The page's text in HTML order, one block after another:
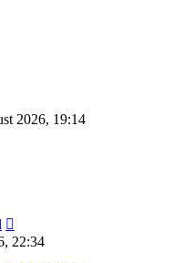
2026, 19:14
22:34